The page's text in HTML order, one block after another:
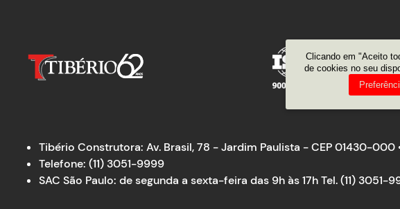
Tibério Construtora: Av. Brasil, 78 - Jardim Paulista - CEP 01430-
Telefone: (11) 3051-9999
SAC São Paulo: de segunda a sexta-feira das 9h às 17h Tel. (11) 3051-
Clicando em "Aceito
de cookies no seu